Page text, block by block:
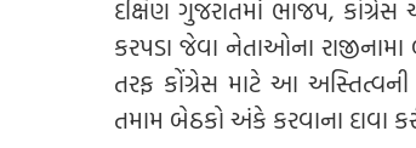
દક્ષિણ ગુજરાતમાં ભાજપ,
કરપડા જેવા નેતાઓના
તરફ કોંગ્રેસ માટે આ અસ્તિત્વની
તમામ બેઠકો અંકે કરવાના દાવા